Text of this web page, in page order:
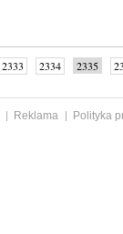
2333 2334 2335
Reklama
Polityka